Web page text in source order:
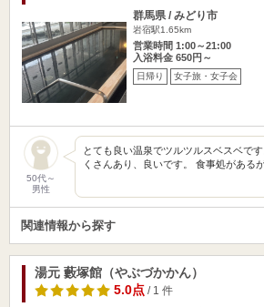
群馬県 / みどり市
岩宿駅1.65km
営業時間 1:00～21:00
入浴料金 650円～
日帰り 女子旅・女子会
50代～
男性
とても良い温泉でツルツルスベスベで
くさんあり、良いです。 食事処がある
関連情報から探す
湯元 藪塚館（やぶづかかん）
5.0点/ 1 件